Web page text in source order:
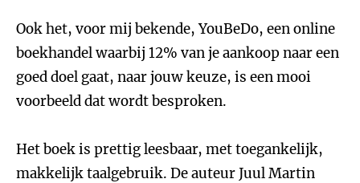
Ook het, voor mij bekende, YouBeDo, een online
boekhandel waarbij 12% van je aankoop naar een
goed doel gaat, naar jouw keuze, is een mooi
voorbeeld dat wordt besproken.
Het boek is prettig leesbaar, met toegankelijk,
makkelijk taalgebruik. De auteur Juul Martin